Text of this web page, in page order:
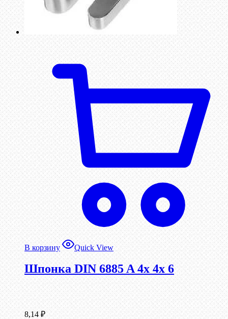
В корзину Quick View
Шпонка DIN 6885 A 4x 4x 6
8,14 ₽